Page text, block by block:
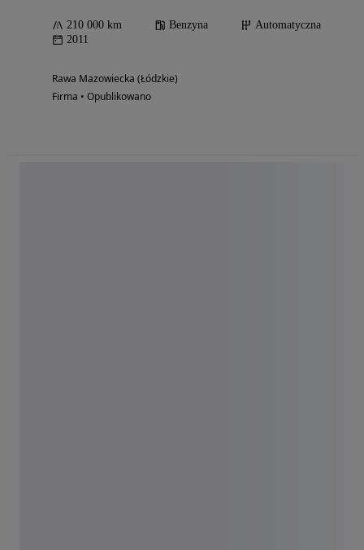
210 000 km Benzyna
Automatyczna
2011
Rawa Mazowiecka (Łódzkie)
Firma • Opublikowano